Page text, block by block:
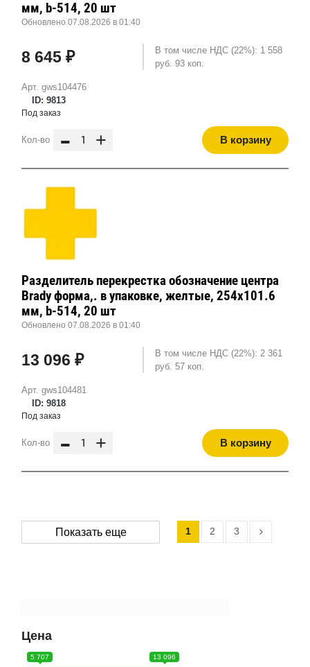
Цена
5 707 13 096
Арт. gws104476
ID: 9813
мм, b-514, 20 шт
Обновлено 07.08.2026 в 01:40
8 645 ₽
В том числе НДС (22%): 1 558
руб. 93 коп.
Под заказ
Кол-во - + В корзину
Арт. gws104481
ID: 9818
Разделитель перекрестка обозначение центра
Brady форма,. в упаковке, желтые, 254x101.6
мм, b-514, 20 шт
Обновлено 07.08.2026 в 01:40
13 096 ₽
В том числе НДС (22%): 2 361
руб. 57 коп.
Под заказ
Кол-во - + В корзину
Показать еще 1 2 3